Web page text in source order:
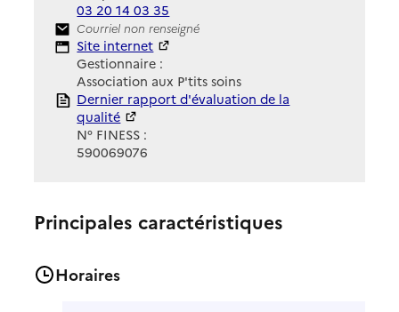
03 20 14 03 35
Contact
Courriel non renseigné
Site Internet
Site internet
Gestionnaire :
Association aux P'tits soins
Rapport HAS
Dernier rapport d'évaluation de la
qualité
N° FINESS :
590069076
Principales caractéristiques
Horaires